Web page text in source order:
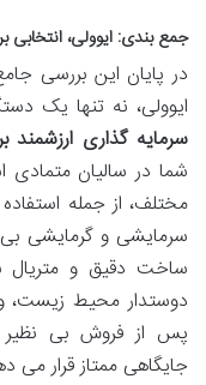
جمع بندی: ایوولی، انتخابی
در پایان این بررسی
ایوولی، نه تنها یک
سرمایه گذاری
شما در سالیان
مختلف، از جمله استفاده
سرمایشی و گرمایشی بی
ساخت دقیق و متریال
پس از فروش بی نظیر
جایگاهی ممتاز قرار می